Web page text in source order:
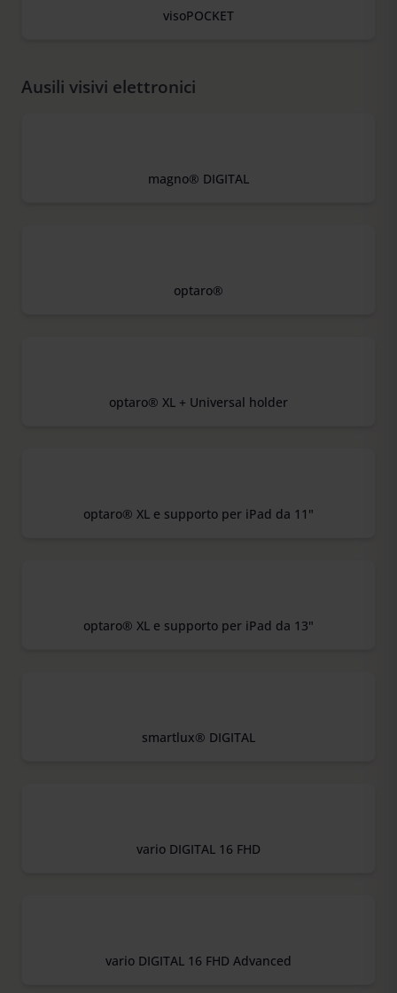
visoPOCKET
Ausili visivi elettronici
magno® DIGITAL
optaro®
optaro® XL + Universal holder
optaro® XL e supporto per iPad da 11"
optaro® XL e supporto per iPad da 13"
smartlux® DIGITAL
vario DIGITAL 16 FHD
vario DIGITAL 16 FHD Advanced